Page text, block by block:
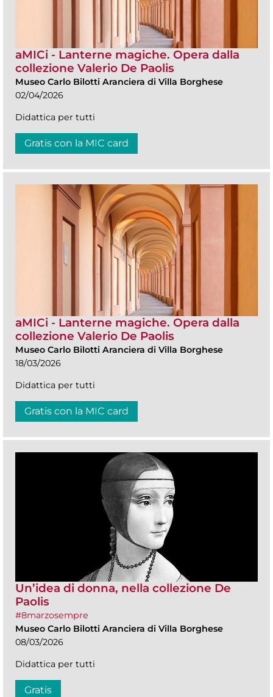
aMICi - Lanterne magiche. Opera dalla
collezione Valerio De Paolis
Museo Carlo Bilotti Aranciera di Villa Borghese
02/04/2026
Didattica per tutti
Gratis con la MIC card
aMICi - Lanterne magiche. Opera dalla
collezione Valerio De Paolis
Museo Carlo Bilotti Aranciera di Villa Borghese
18/03/2026
Didattica per tutti
Gratis con la MIC card
Un’idea di donna, nella collezione De
Paolis
#8marzosempre
Museo Carlo Bilotti Aranciera di Villa Borghese
08/03/2026
Didattica per tutti
Gratis